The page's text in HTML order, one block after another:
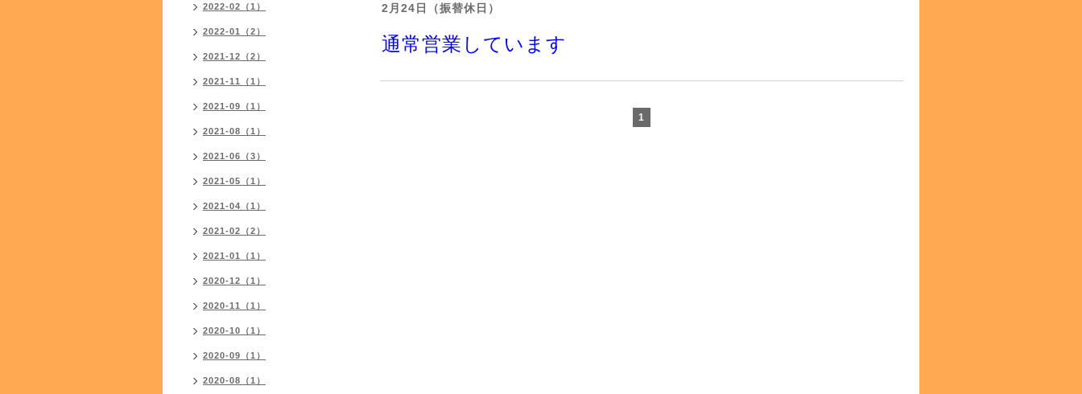
2月24日（振替休日）
通常営業しています
1
2022-02（1）
2022-01（2）
2021-12（2）
2021-11（1）
2021-09（1）
2021-08（1）
2021-06（3）
2021-05（1）
2021-04（1）
2021-02（2）
2021-01（1）
2020-12（1）
2020-11（1）
2020-10（1）
2020-09（1）
2020-08（1）